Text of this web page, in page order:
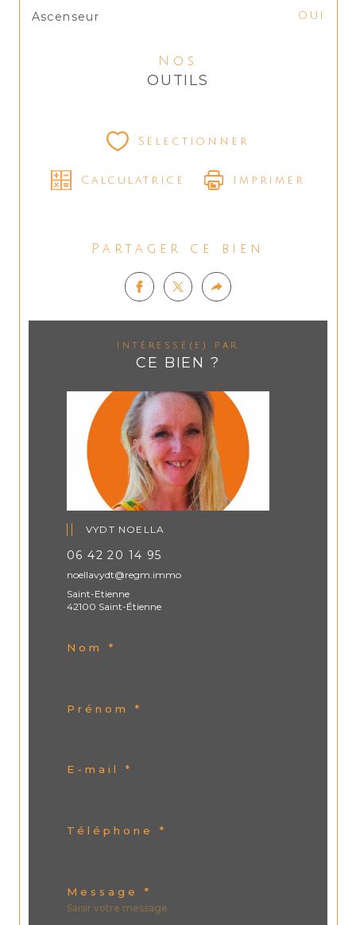
Ascenseur OUI
Nos
OUTILS
Sélectionner
Calculatrice Imprimer
Partager ce bien
Intéressé(e) par
CE BIEN ?
VYDT NOELLA
06 42 20 14 95
noellavydt@regm.immo
Saint-Etienne
42100 Saint-Étienne
Nom *
Prénom *
E-mail *
Téléphone *
Message *